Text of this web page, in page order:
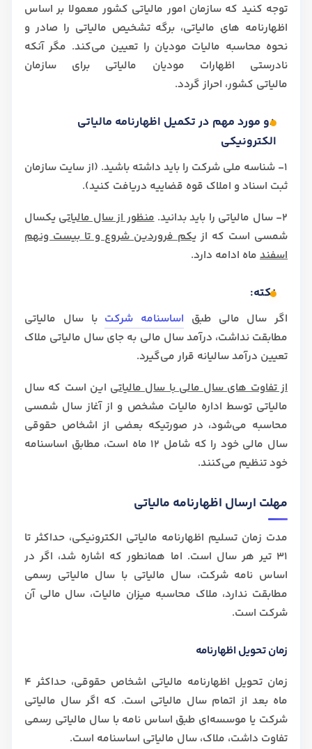
توجه کنید که سازمان امور مالیاتی کشور معمولا بر اساس
اظهارنامه های مالیاتی، برگه تشخیص مالیاتی را صادر و
نحوه محاسبه مالیات مودیان را تعیین می‌کند. مگر آنکه
نادرستی اظهارات مودیان مالیاتی برای سازمان
مالیاتی کشور، احراز گردد.
دو مورد مهم در تکمیل اظهارنامه مالیاتی
الکترونیکی
1- شناسه ملی شرکت را باید داشته باشید. (از سایت سازمان
ثبت اسناد و املاک قوه قضاییه دریافت کنید).
2- سال مالیاتی را باید بدانید.
منظور از سال مالیاتی یکسال
شمسی است که از یکم فروردین شروع و تا بیست ونهم
اسفند ماه ادامه دارد.
نکته:
اگر سال مالی طبق اساسنامه شرکت با سال مالیاتی
مطابقت نداشت، درآمد سال مالی به جای سال مالیاتی ملاک
تعیین درآمد سالیانه قرار می‌گیرد.
از تفاوت های سال مالی با سال مالیاتی این است که سال
مالیاتی توسط اداره مالیات مشخص و از آغاز سال شمسی
محاسبه می‌شود، در صورتیکه بعضی از اشخاص حقوقی
سال مالی خود را که شامل 12 ماه است، مطابق اساسنامه
خود تنظیم می‌کنند.
مهلت ارسال اظهارنامه مالیاتی
مدت زمان تسلیم اظهارنامه مالیاتی الکترونیکی، حداکثر تا
31 تیر هر سال است. اما همانطور که اشاره شد، اگر در
اساس نامه شرکت، سال مالیاتی با سال مالیاتی رسمی
مطابقت ندارد، ملاک محاسبه میزان مالیات، سال مالی آن
شرکت است.
زمان تحویل اظهارنامه
زمان تحویل اظهارنامه مالیاتی اشخاص حقوقی، حداکثر 4
ماه بعد از اتمام سال مالیاتی است. که اگر سال مالیاتی
شرکت یا موسسه‌ای طبق اساس نامه با سال مالیاتی رسمی
تفاوت داشت، ملاک، سال مالیاتی اساسنامه است.